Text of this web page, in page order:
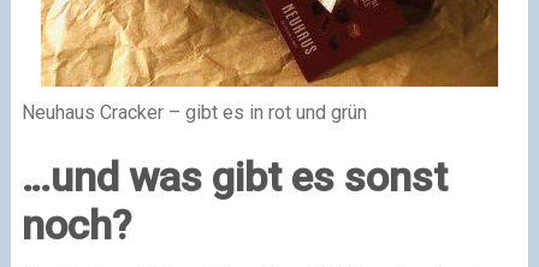
Neuhaus Cracker – gibt es in rot und grün
…und was gibt es sonst
noch?